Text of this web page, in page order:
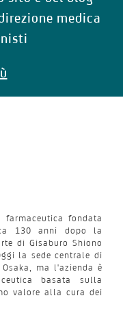
medica
farmaceutica fondata
130 anni dopo la
di Gisaburo Shiono
la sede centrale di
ma l'azienda è
basata sulla
valore alla cura dei